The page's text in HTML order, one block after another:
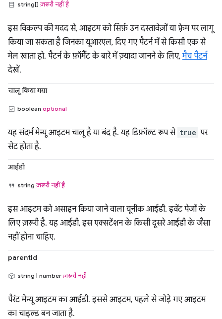
string[]ज़रूरी नहीं है
इस विकल्प की मदद से, आइटम को सिर्फ़ उन दस्तावेज़ों या फ़्रेम पर लागू
किया जा सकता है जिनका यूआरएल, दिए गए पैटर्न में से किसी एक से
मेल खाता हो. पैटर्न के फ़ॉर्मैट के बारे में ज़्यादा जानने के लिए,मैच पैटर्न
देखें.
चालू किया गया
boolean optional
यह संदर्भ मेन्यू आइटम चालू है या बंद है. यह डिफ़ॉल्ट रूप से true पर
सेट होता है.
आईडी
stringज़रूरी नहीं है
इस आइटम को असाइन किया जाने वाला यूनीक आईडी. इवेंट पेजों के
लिए ज़रूरी है. यह आईडी, इस एक्सटेंशन के किसी दूसरे आईडी के जैसा
नहीं होना चाहिए.
parentId
string | numberज़रूरी नहीं
पैरंट मेन्यू आइटम का आईडी. इससे आइटम, पहले से जोड़े गए आइटम
का चाइल्ड बन जाता है.